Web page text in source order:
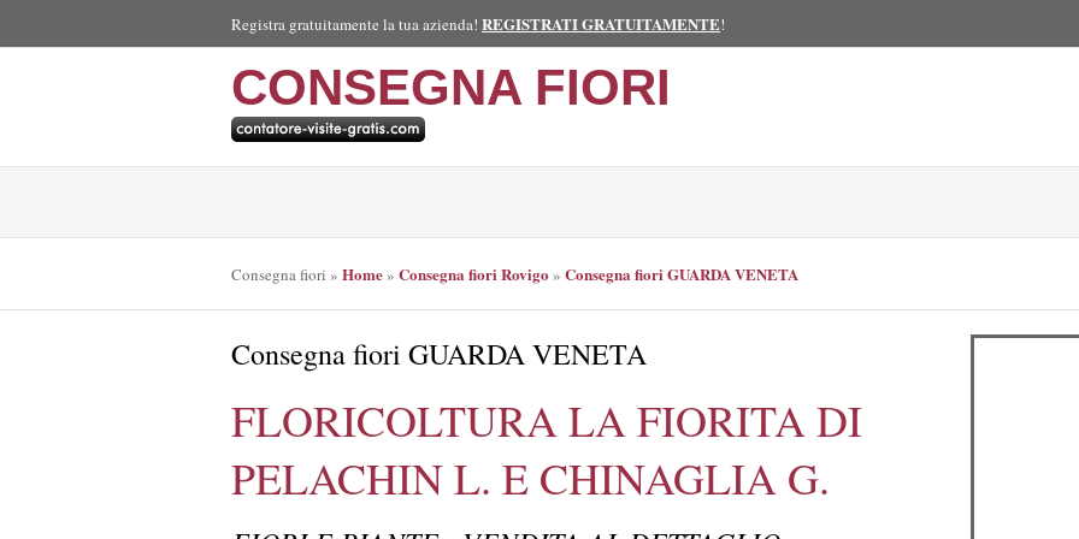
Registra gratuitamente la tua azienda! REGISTRATI GRATUITAMENTE!
CONSEGNA FIORI
Consegna fiori » Home» Consegna fiori Rovigo » Consegna fiori GUARDA VENETA
Consegna fiori GUARDA VENETA
FLORICOLTURA LA FIORITA DI
PELACHIN L. E CHINAGLIA G.